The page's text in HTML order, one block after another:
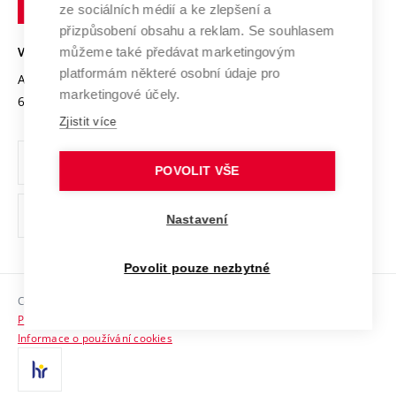
Open Science
Projekty
Projekty ze strukturálních fondů
Specifický výzkum
Mezinárodní dohody
Univerzitní sítě
Bezpečná univerzita
Vyznamenání
Organizační struktura
Ochrana osobních údajů
odkaz)
Sociální bezpečí
HR Award
Kontakty
Brně
VYSOKÉ UČENÍ TECHNICKÉ V BRNĚ
Antonínská 548/1
602 00 Brno
www.vut.cz
vut@vutbr.cz
Copyright © 2026 VUT
Prohlášení o přístupnosti
Informace o používání cookies
ze sociálních médií a ke zlepšení a
přizpůsobení obsahu a reklam. Se souhlasem
můžeme také předávat marketingovým
platformám některé osobní údaje pro
marketingové účely.
Zjistit více
POVOLIT VŠE
Nastavení
Povolit pouze nezbytné